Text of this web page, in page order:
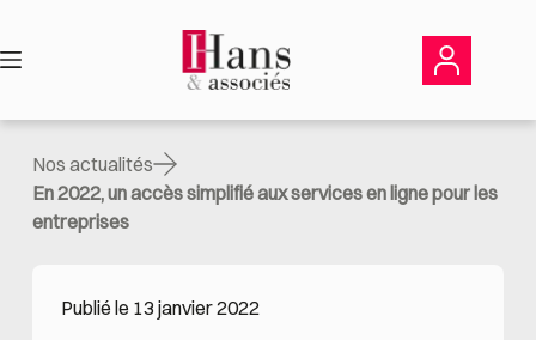
contenu
Nos actualités
En 2022, un accès simplifié aux services en ligne pour les
entreprises
Publié le 13 janvier 2022